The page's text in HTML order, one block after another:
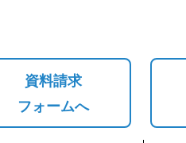
資料請求
フォームへ